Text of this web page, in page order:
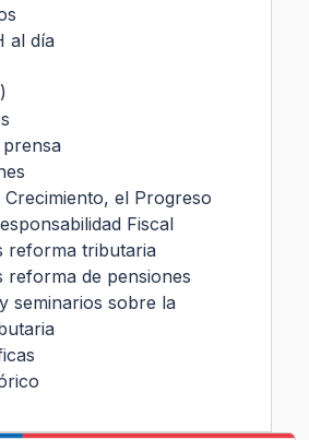
al día
el Progreso
Fiscal
reforma tributaria
reforma de pensiones
seminarios sobre la